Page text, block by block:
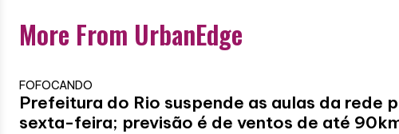
More From UrbanEdge
FOFOCANDO
Prefeitura do Rio suspende as aulas da rede
sexta-feira; previsão é de ventos de até